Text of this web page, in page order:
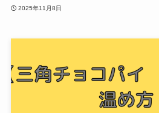
2025年11月8日